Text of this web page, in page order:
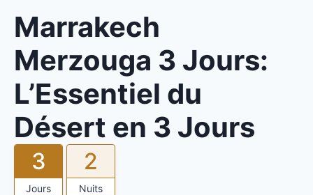
Marrakech
Merzouga 3 Jours:
L’Essentiel du
Désert en 3 Jours
3
Jours
2
Nuits